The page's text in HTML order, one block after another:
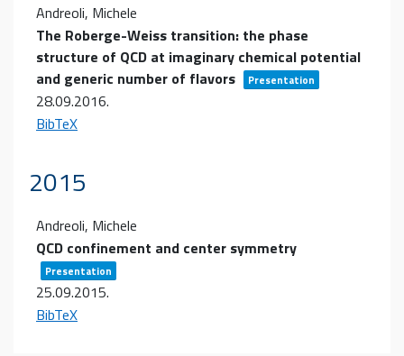
Andreoli, Michele
The Roberge-Weiss transition: the phase
structure of QCD at imaginary chemical potential
and generic number of flavors
Presentation
28.09.2016.
BibTeX
2015
Andreoli, Michele
QCD confinement and center symmetry
Presentation
25.09.2015.
BibTeX